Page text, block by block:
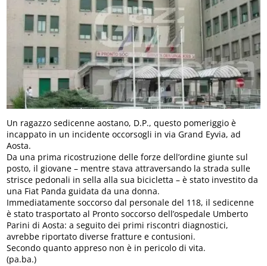
Un ragazzo sedicenne aostano, D.P., questo pomeriggio è
incappato in un incidente occorsogli in via Grand Eyvia, ad
Aosta.
Da una prima ricostruzione delle forze dell’ordine giunte sul
posto, il giovane – mentre stava attraversando la strada sulle
strisce pedonali in sella alla sua bicicletta – è stato investito da
una Fiat Panda guidata da una donna.
Immediatamente soccorso dal personale del 118, il sedicenne
è stato trasportato al Pronto soccorso dell’ospedale Umberto
Parini di Aosta: a seguito dei primi riscontri diagnostici,
avrebbe riportato diverse fratture e contusioni.
Secondo quanto appreso non è in pericolo di vita.
(pa.ba.)